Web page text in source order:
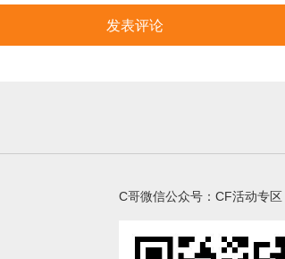
C哥微信公众号：CF活动专区